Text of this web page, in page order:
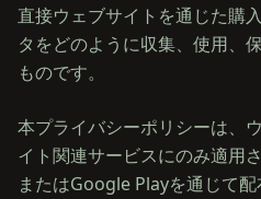
直接ウェブサイトを通じた購
タをどのように収集、使用、
ものです。
本プライバシーポリシーは、
イト関連サービスにのみ適用
またはGoogle Playを通じて